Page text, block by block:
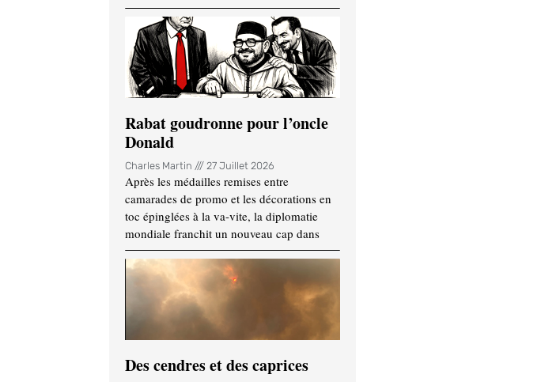
Rabat goudronne pour l’oncle
Donald
Charles Martin 27 Juillet 2026
Après les médailles remises entre
camarades de promo et les décorations en
toc épinglées à la va-vite, la diplomatie
mondiale franchit un nouveau cap dans
Des cendres et des caprices